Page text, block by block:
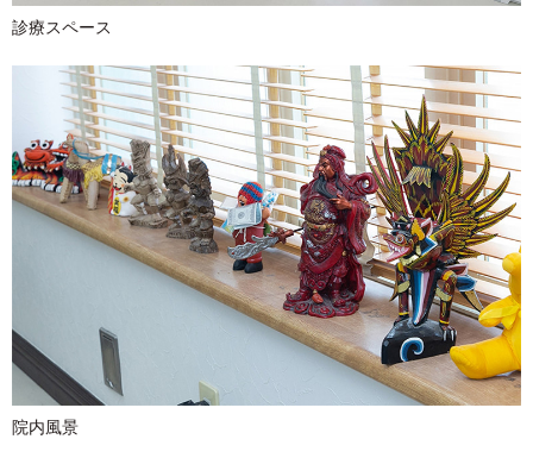
診療スペース
院内風景